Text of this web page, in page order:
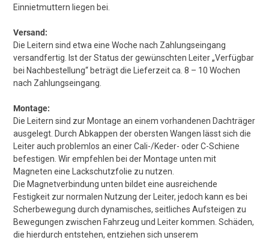
Einnietmuttern liegen bei.
Versand:
Die Leitern sind etwa eine Woche nach Zahlungseingang
versandfertig. Ist der Status der gewünschten Leiter „Verfügbar
bei Nachbestellung“ beträgt die Lieferzeit ca. 8 – 10 Wochen
nach Zahlungseingang.
Montage:
Die Leitern sind zur Montage an einem vorhandenen Dachträger
ausgelegt. Durch Abkappen der obersten Wangen lässt sich die
Leiter auch problemlos an einer Cali-/Keder- oder C-Schiene
befestigen. Wir empfehlen bei der Montage unten mit
Magneten eine Lackschutzfolie zu nutzen.
Die Magnetverbindung unten bildet eine ausreichende
Festigkeit zur normalen Nutzung der Leiter, jedoch kann es bei
Scherbewegung durch dynamisches, seitliches Aufsteigen zu
Bewegungen zwischen Fahrzeug und Leiter kommen. Schäden,
die hierdurch entstehen, entziehen sich unserem